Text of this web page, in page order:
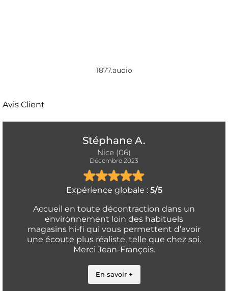
1877.audio
Avis Client
Stéphane A.
Nice (06)
Décembre 2023
Expérience globale : 5/5
Accueil en toute décontraction dans un
environnement loin des habituels
magasins hi-fi qui vous permettent d’avoir
une écoute plus réaliste, telle que chez soi.
Merci Jean-François.
En savoir +